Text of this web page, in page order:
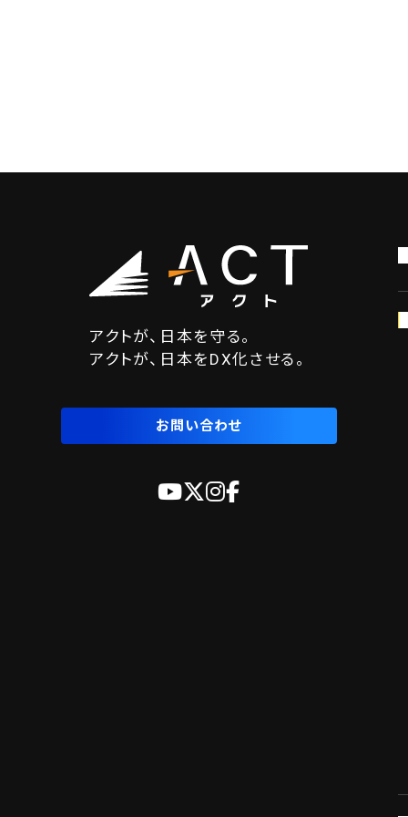
アクトが、日本を守る。
アクトが、日本をDX化させる。
お問い合わせ